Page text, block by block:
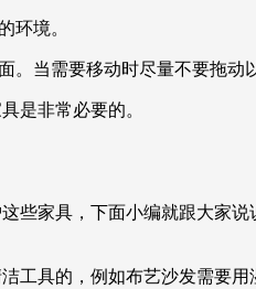
环境。
当需要移动时尽量不要拖动
是非常必要的。
家具，下面小编就跟大家
具的，例如布艺沙发需要